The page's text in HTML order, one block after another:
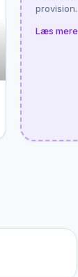
provision.
Læs mere